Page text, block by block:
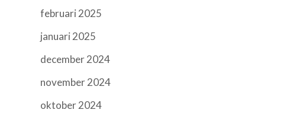
februari 2025
januari 2025
december 2024
november 2024
oktober 2024